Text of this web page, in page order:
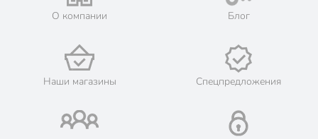
О компании Блог
Наши магазины Спецпредложения